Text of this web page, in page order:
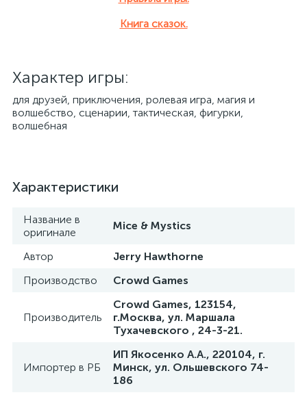
Книга сказок.
Характер игры:
для друзей, приключения, ролевая игра, магия и
волшебство, сценарии, тактическая, фигурки,
волшебная
Характеристики
Название в
оригинале
Mice & Mystics
Автор
Jerry Hawthorne
Производство
Crowd Games
Производитель
Crowd Games, 123154,
г.Москва, ул. Маршала
Тухачевского , 24-3-21.
Импортер в РБ
ИП Якосенко А.А., 220104, г.
Минск, ул. Ольшевского 74-
186